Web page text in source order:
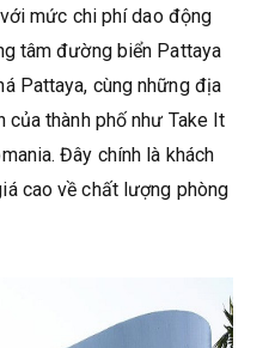
mức chi phí dao động
tâm đường biển Pattaya
Pattaya, cùng những địa
thành phố như Take It
Đây chính là khách
cao về chất lượng phòng